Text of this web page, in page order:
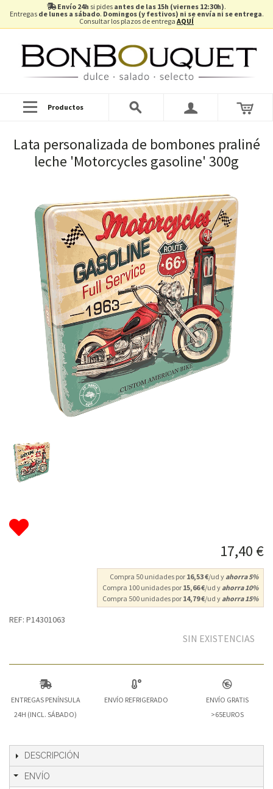
Envío 24h si pides antes de las 15h (viernes 12:30h).
Entregas de lunes a sábado. Domingos (y festivos) ni se envía ni se entrega.
Consultar los plazos de entrega AQUÍ
Productos
Lata personalizada de bombones praliné
leche 'Motorcycles gasoline' 300g
17,40 €
Compra 50 unidades por 16,53 €/ud y ahorra5%
Compra 100 unidades por 15,66 €/ud y ahorra10%
Compra 500 unidades por 14,79 €/ud y ahorra15%
REF: P14301063
SIN EXISTENCIAS
ENTREGAS PENÍNSULA
24H (INCL. SÁBADO)
ENVÍO REFRIGERADO
ENVÍO GRATIS
>65EUROS
DESCRIPCIÓN
ENVÍO